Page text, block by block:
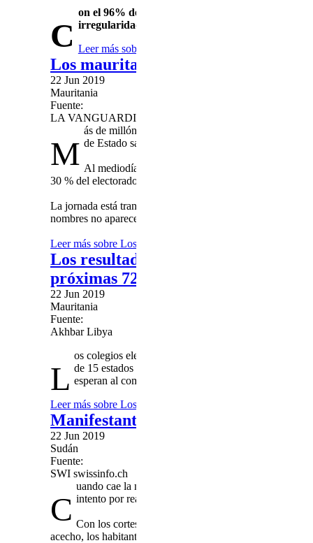
C
on el 96% de los colegios escrutados, el
irregularidades
Leer mássobre El general Ghazouani se proclama
Los mauritanos votan con
22 Jun 2019
Mauritania
Fuente:
LA VANGUARDIA
M
ás de millón y medio de mauritanos votan con
de Estado saliente, Mohamed uld Abdel Aziz.
Al mediodía, fuentes de la Comisión Electoral
30 % del electorado.
La jornada está transcurriendo sin incidentes, a excepción
nombres no aparecen en el censo electoral.
Leer más sobre Los mauritanos votan con normalidad en
Los resultados de las elecciones
próximas 72 horas
22 Jun 2019
Mauritania
Fuente:
Akhbar Libya
L
os colegios electorales en Mauritania abrieron a las
de 15 estados eligieron un nuevo presidente para
esperan al comienzo de la próxima semana.
Leer más sobre Los resultados de las elecciones
Manifestantes en Sudán celebran
22 Jun 2019
Sudán
Fuente:
SWI swissinfo.ch
C
uando cae la noche, los habitantes de Jartum se
intento por reavivar el movimiento y desafiar la
Con los cortes de electricidad, el acceso a internet ha
acecho, los habitantes del barrio de Jabra han sufrido para